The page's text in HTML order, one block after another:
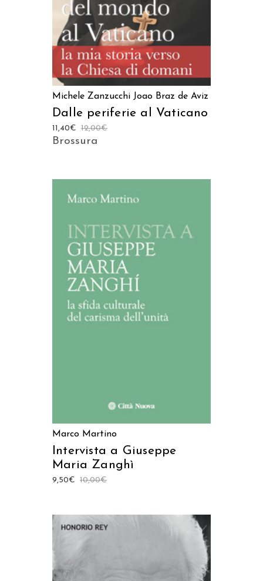
Michele Zanzucchi Joao Braz de Aviz
Dalle periferie al Vaticano
12,00€
11,40€
Brossura
AGGIUNGI AL CARRELLO
Marco Martino
Intervista a Giuseppe
Maria Zanghì
10,00€
9,50€